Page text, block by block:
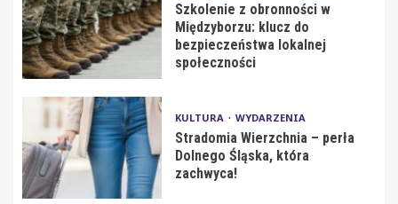
Szkolenie z obronności w
Międzyborzu: klucz do
bezpieczeństwa lokalnej
społeczności
KULTURA WYDARZENIA
Stradomia Wierzchnia – perła
Dolnego Śląska, która
zachwyca!